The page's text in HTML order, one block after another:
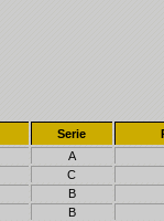
Serie
A
C
B
B